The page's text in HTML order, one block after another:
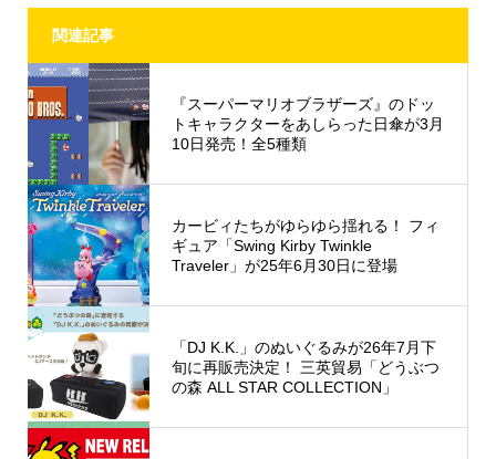
関連記事
『スーパーマリオブラザーズ』のドッ
トキャラクターをあしらった日傘が3月
10日発売！全5種類
カービィたちがゆらゆら揺れる！ フィ
ギュア「Swing Kirby Twinkle
Traveler」が25年6月30日に登場
「DJ K.K.」のぬいぐるみが26年7月下
旬に再販売決定！ 三英貿易「どうぶつ
の森 ALL STAR COLLECTION」